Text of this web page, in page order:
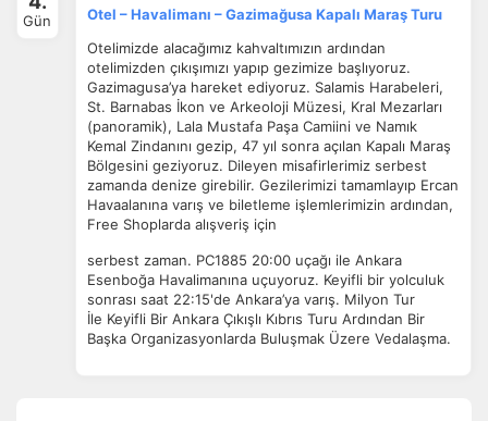
İstatistik Çerezleri
Ziyaretçilerin siteyi nasıl kullandığını anonim olarak
ölçeriz. Hangi sayfaların popüler olduğunu ve
kullanıcıların nerede zorluk yaşadığını anlamamıza
yardımcı olur.
Pazarlama Çerezleri
Size ve ilgi alanlarınıza uygun reklamlar göstermek için
kullanılır. Kapatırsanız reklamları görmeye devam
Gün
Otel – Havalimanı – Gazimağusa Kapalı Maraş Turu
Otelimizde alacağımız kahvaltımızın ardından
otelimizden çıkışımızı yapıp gezimize başlıyoruz.
Gazimagusa’ya hareket ediyoruz. Salamis Harabeleri,
St. Barnabas İkon ve Arkeoloji Müzesi, Kral Mezarları
(panoramik), Lala Mustafa Paşa Camiini ve Namık
Kemal Zindanını gezip, 47 yıl sonra açılan Kapalı Maraş
Bölgesini geziyoruz. Dileyen misafirlerimiz serbest
zamanda denize girebilir. Gezilerimizi tamamlayıp Ercan
Havaalanına varış ve biletleme işlemlerimizin ardından,
Free Shoplarda alışveriş için
serbest zaman. PC1885 20:00 uçağı ile Ankara
Esenboğa Havalimanına uçuyoruz. Keyifli bir yolculuk
sonrası saat 22:15'de Ankara’ya varış. Milyon Tur
İle Keyifli Bir Ankara Çıkışlı Kıbrıs Turu Ardından Bir
Başka Organizasyonlarda Buluşmak Üzere Vedalaşma.